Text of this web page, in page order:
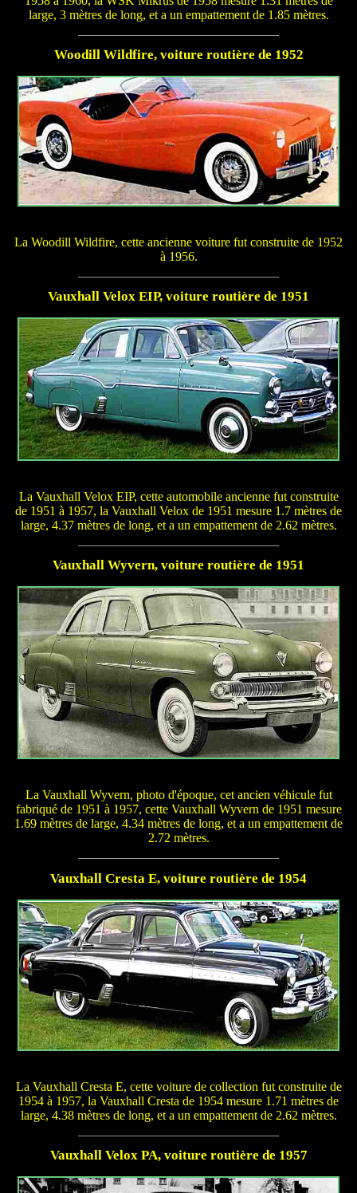
large, 3 mètres de long, et a un empattement de 1.85 mètres.
Woodill Wildfire, voiture routière de 1952
La Woodill Wildfire, cette ancienne voiture fut construite de 1952
à 1956.
Vauxhall Velox EIP, voiture routière de 1951
La Vauxhall Velox EIP, cette automobile ancienne fut construite
de 1951 à 1957, la Vauxhall Velox de 1951 mesure 1.7 mètres de
large, 4.37 mètres de long, et a un empattement de 2.62 mètres.
Vauxhall Wyvern, voiture routière de 1951
La Vauxhall Wyvern, photo d'époque, cet ancien véhicule fut
fabriqué de 1951 à 1957, cette Vauxhall Wyvern de 1951 mesure
1.69 mètres de large, 4.34 mètres de long, et a un empattement de
2.72 mètres.
Vauxhall Cresta E, voiture routière de 1954
La Vauxhall Cresta E, cette voiture de collection fut construite de
1954 à 1957, la Vauxhall Cresta de 1954 mesure 1.71 mètres de
large, 4.38 mètres de long, et a un empattement de 2.62 mètres.
Vauxhall Velox PA, voiture routière de 1957